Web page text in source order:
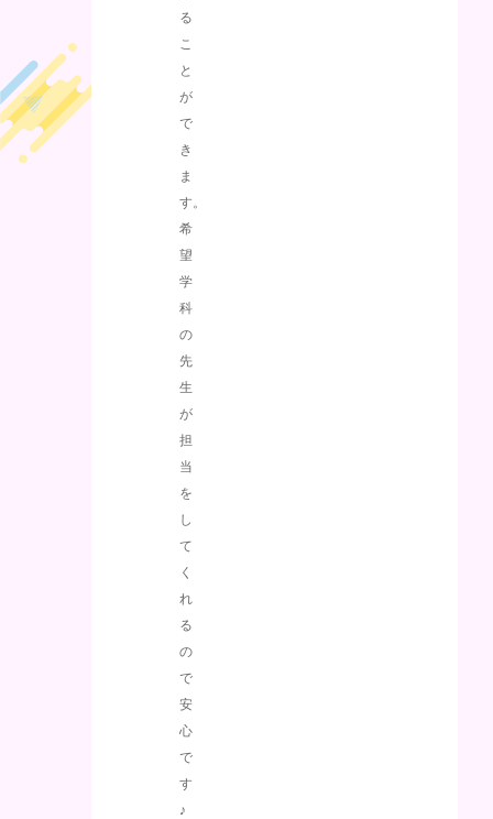
る
こ
と
が
で
き
ま
す。
希
望
学
科
の
先
生
が
担
当
を
し
て
く
れ
る
の
で
安
心
で
す
♪